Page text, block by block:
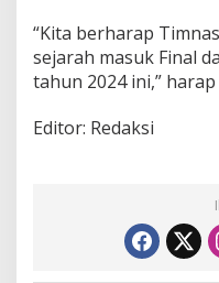
“Kita berharap
sejarah masuk Final
tahun 2024 ini,”
Editor: Redaksi